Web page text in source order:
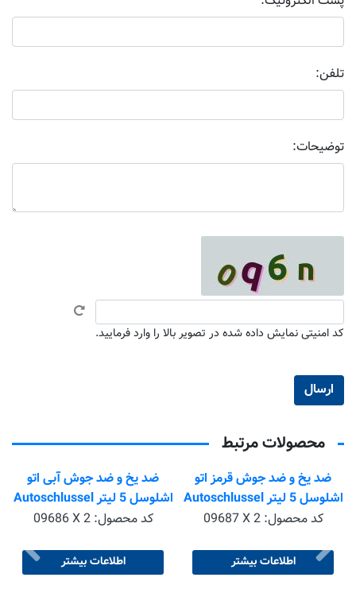
تلفن:
توضیحات:
کد امنیتی نمایش داده شده در تصویر بالا را وارد فرمایید.
محصولات مرتبطموجود نیست
ضد یخ و ضد جوش قرمز اتو
اشلوسل 5 لیتر Autoschlussel
Antifreeze Coolant C12
عددی
کد محصول:09687 X 2
اطلاعات بیشتر
تماس بگیرید
ضد یخ و ضد جوش آبی اتو
اشلوسل 5 لیتر Autoschlussel
Antifreeze Coolant C11
عددی
کد محصول:09686 X 2
اطلاعات بیشتر